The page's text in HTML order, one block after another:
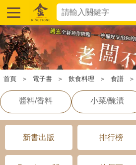
首頁 ＞ 電子書 ＞ 飲食料理 ＞ 食譜 ＞
醬料/香料 小菜/醃漬
新書出版 排行榜